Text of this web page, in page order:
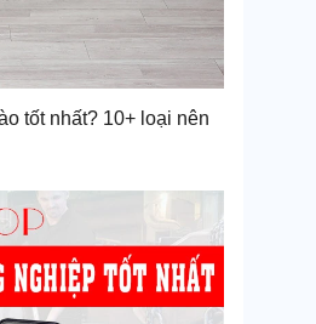
tốt nhất? 10+ loại nên